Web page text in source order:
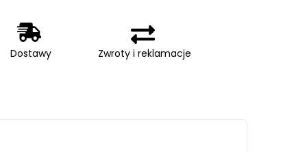
Dostawy Zwroty i reklamacje